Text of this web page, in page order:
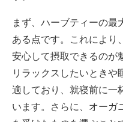
まず、ハーブティーの
ある点です。これにより
安心して摂取できるのが
リラックスしたいときや
適しており、就寝前に一
います。さらに、オーガ